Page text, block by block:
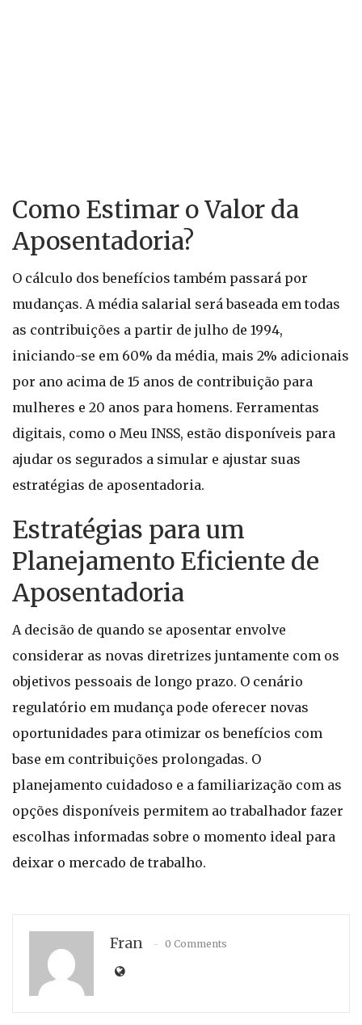
Como Estimar o Valor da
Aposentadoria?
O cálculo dos benefícios também passará por
mudanças. A média salarial será baseada em todas
as contribuições a partir de julho de 1994,
iniciando-se em 60% da média, mais 2% adicionais
por ano acima de 15 anos de contribuição para
mulheres e 20 anos para homens. Ferramentas
digitais, como o Meu INSS, estão disponíveis para
ajudar os segurados a simular e ajustar suas
estratégias de aposentadoria.
Estratégias para um
Planejamento Eficiente de
Aposentadoria
A decisão de quando se aposentar envolve
considerar as novas diretrizes juntamente com os
objetivos pessoais de longo prazo. O cenário
regulatório em mudança pode oferecer novas
oportunidades para otimizar os benefícios com
base em contribuições prolongadas. O
planejamento cuidadoso e a familiarização com as
opções disponíveis permitem ao trabalhador fazer
escolhas informadas sobre o momento ideal para
deixar o mercado de trabalho.
Fran 0 Comments